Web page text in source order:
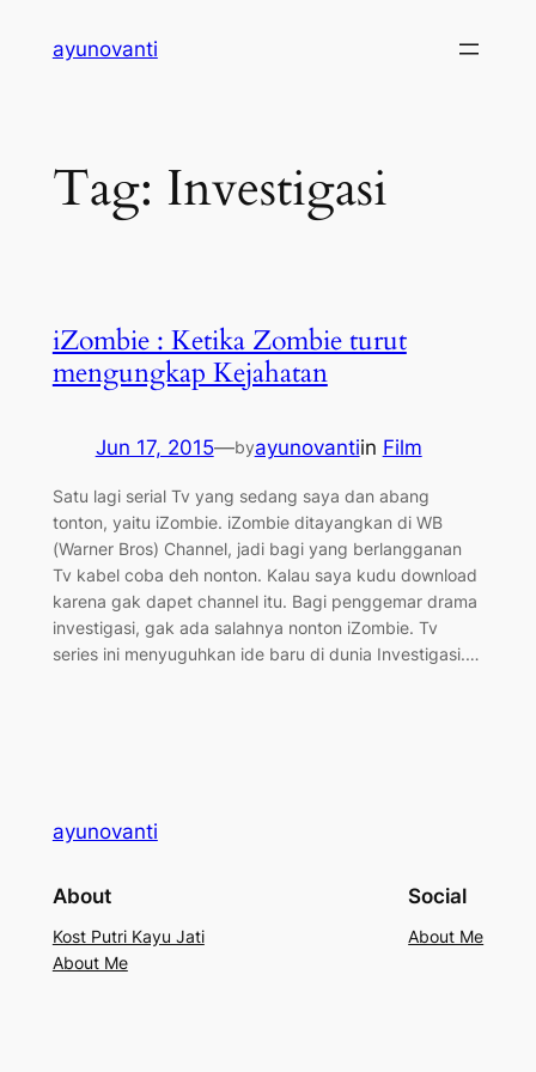
ayunovanti
Tag: Investigasi
iZombie : Ketika Zombie turut
mengungkap Kejahatan
Jun 17, 2015—byayunovantiin Film
Satu lagi serial Tv yang sedang saya dan abang
tonton, yaitu iZombie. iZombie ditayangkan di WB
(Warner Bros) Channel, jadi bagi yang berlangganan
Tv kabel coba deh nonton. Kalau saya kudu download
karena gak dapet channel itu. Bagi penggemar drama
investigasi, gak ada salahnya nonton iZombie. Tv
series ini menyuguhkan ide baru di dunia Investigasi.…
ayunovanti
About
Kost Putri Kayu Jati
About Me
Social
About Me